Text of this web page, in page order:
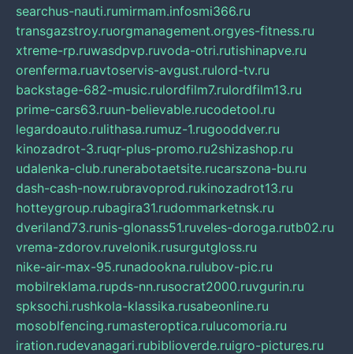
searchus-nauti.rumirmam.infosmi366.ru
transgazstroy.ruorgmanagement.orgyes-fitness.ru
xtreme-rp.ruwasdpvp.ruvoda-otri.rutishinapve.ru
orenferma.ruavtoservis-avgust.rulord-tv.ru
backstage-682-music.rulordfilm7.rulordfilm13.ru
prime-cars63.ruun-believable.rucodetool.ru
legardoauto.rulithasa.rumuz-1.rugooddver.ru
kinozadrot-3.ruqr-plus-promo.ru2shizashop.ru
udalenka-club.runerabotaetsite.rucarszona-bu.ru
dash-cash-now.rubravoprod.rukinozadrot13.ru
hotteygroup.rubagira31.rudommarketnsk.ru
dveriland73.runis-glonass51.ruveles-doroga.rutb02.ru
vrema-zdorov.ruvelonik.rusurgutgloss.ru
nike-air-max-95.runadookna.rulubov-pic.ru
mobilreklama.rupds-nn.rusocrat2000.ruvgurin.ru
spksochi.rushkola-klassika.rusabeonline.ru
mosoblfencing.rumasteroptica.rulucomoria.ru
iration.rudevanagari.rubiblioverde.ruigro-pictures.ru